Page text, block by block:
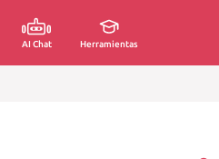
AI Chat Herramientas